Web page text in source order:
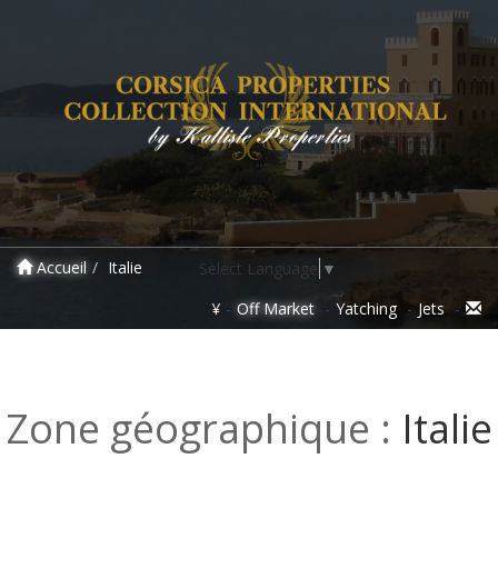
Accueil Italie Select Language ▼
¥
Off Market Yatching Jets
Zone géographique : Italie